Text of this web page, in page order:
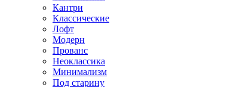
Кантри
Классические
Лофт
Модерн
Прованс
Неоклассика
Минимализм
Под старину